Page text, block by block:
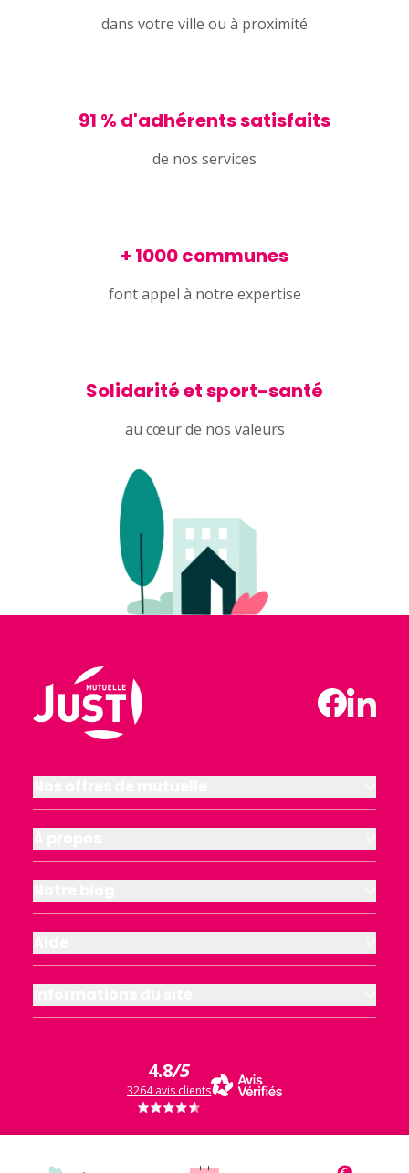
dans votre ville ou à proximité
91 % d'adhérents satisfaits
de nos services
+ 1000 communes
font appel à notre expertise
Solidarité et sport-santé
au cœur de nos valeurs
4.8/5
3264 avis clients